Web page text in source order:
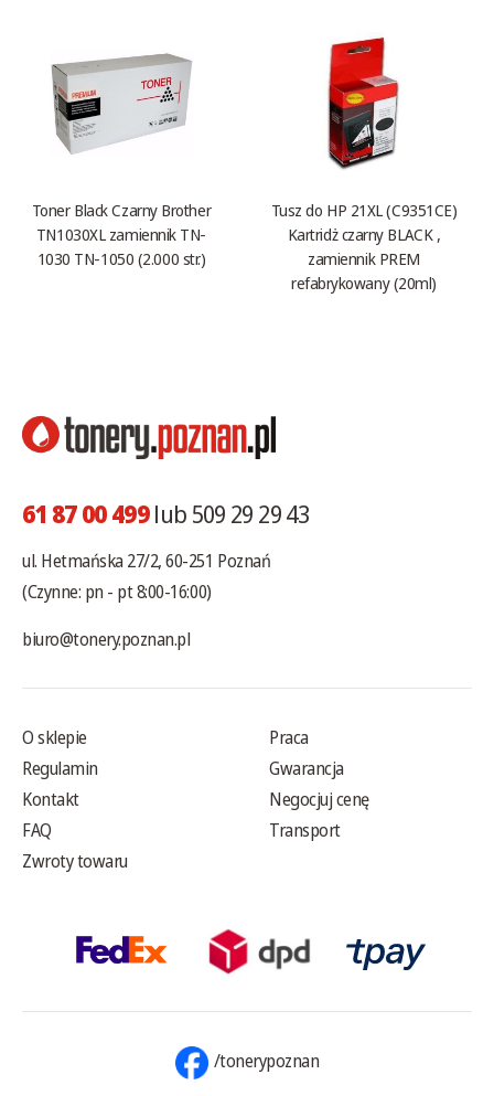
Toner Black Czarny Brother
TN1030XL zamiennik TN-
1030 TN-1050 (2.000 str.)
Tusz do HP 21XL (C9351CE)
Kartridż czarny BLACK ,
zamiennik PREM
refabrykowany (20ml)
61 87 00 499lub 509 29 29 43
ul. Hetmańska 27/2, 60-251 Poznań
(Czynne: pn - pt 8:00-16:00)
biuro@tonery.poznan.pl
O sklepie
Regulamin
Kontakt
FAQ
Zwroty towaru
Praca
Gwarancja
Negocjuj cenę
Transport
/tonerypoznan